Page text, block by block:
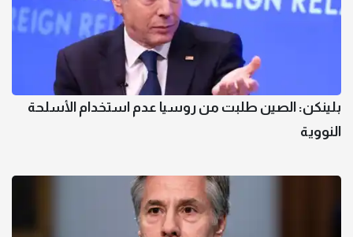
بلينكن: الصين طلبت من روسيا عدم استخدام الأسلحة
النووية